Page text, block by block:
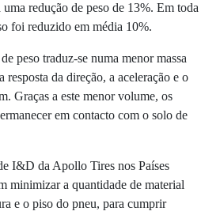
redução de peso de 13%. Em toda
foi reduzido em média 10%.
peso traduz-se numa menor massa
resposta da direção, a aceleração e o
Graças a este menor volume, os
em contacto com o solo de
I&D da Apollo Tires nos Países
minimizar a quantidade de material
e o piso do pneu, para cumprir